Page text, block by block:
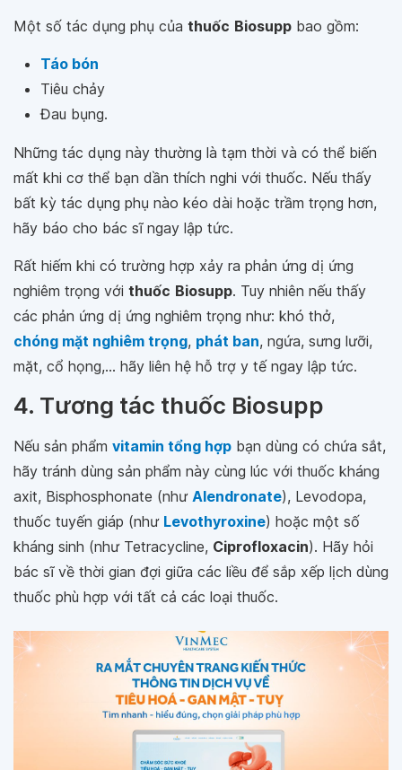
Một số tác dụng phụ của thuốc Biosupp bao gồm:
Táo bón
Tiêu chảy
Đau bụng.
Những tác dụng này thường là tạm thời và có thể biến
mất khi cơ thể bạn dần thích nghi với thuốc. Nếu thấy
bất kỳ tác dụng phụ nào kéo dài hoặc trầm trọng hơn,
hãy báo cho bác sĩ ngay lập tức.
Rất hiếm khi có trường hợp xảy ra phản ứng dị ứng
nghiêm trọng với thuốc Biosupp. Tuy nhiên nếu thấy
các phản ứng dị ứng nghiêm trọng như: khó thở,
chóng mặt nghiêm trọng, phát ban, ngứa, sưng lưỡi,
mặt, cổ họng,... hãy liên hệ hỗ trợ y tế ngay lập tức.
4. Tương tác thuốc Biosupp
Nếu sản phẩm vitamin tổng hợp bạn dùng có chứa sắt,
hãy tránh dùng sản phẩm này cùng lúc với thuốc kháng
axit, Bisphosphonate (như Alendronate), Levodopa,
thuốc tuyến giáp (như Levothyroxine) hoặc một số
kháng sinh (như Tetracycline, Ciprofloxacin). Hãy hỏi
bác sĩ về thời gian đợi giữa các liều để sắp xếp lịch dùng
thuốc phù hợp với tất cả các loại thuốc.